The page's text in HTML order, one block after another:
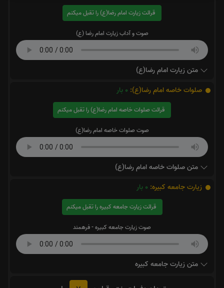
قرائت زیارت امام رضا(ع) را تقبل میکنم
صوت و آداب زیارت امام رضا (ع)
متن زیارت امام رضا(ع)
صلوات خاصه امام رضا(ع): 0 بار
قرائت صلوات خاصه امام رضا(ع) را تقبل میکنم
صوت صلوات خاصه امام رضا(ع)
متن صلوات خاصه امام رضا(ع)
زیارت جامعه کبیره: 0 بار
قرائت زیارت جامعه کبیره را تقبل میکنم
صوت زیارت جامعه کبیره - فرهمند
متن زیارت جامعه کبیره